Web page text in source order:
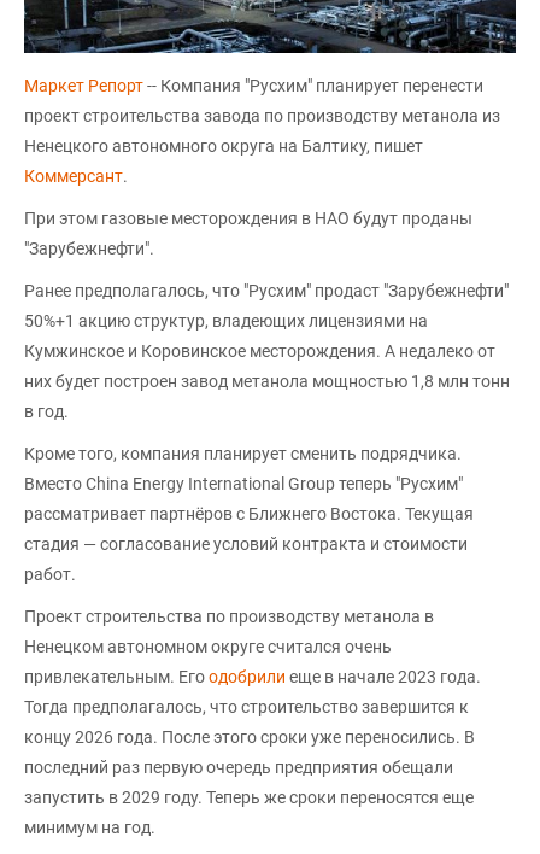
Маркет Репорт-- Компания "Русхим" планирует перенести
проект строительства завода по производству метанола из
Ненецкого автономного округа на Балтику, пишет
Коммерсант.
При этом газовые месторождения в НАО будут проданы
"Зарубежнефти".
Ранее предполагалось, что "Русхим" продаст "Зарубежнефти"
50%+1 акцию структур, владеющих лицензиями на
Кумжинское и Коровинское месторождения. А недалеко от
них будет построен завод метанола мощностью 1,8 млн тонн
в год.
Кроме того, компания планирует сменить подрядчика.
Вместо China Energy International Group теперь "Русхим"
рассматривает партнёров с Ближнего Востока. Текущая
стадия — согласование условий контракта и стоимости
работ.
Проект строительства по производству метанола в
Ненецком автономном округе считался очень
привлекательным. Егоодобрили еще в начале 2023 года.
Тогда предполагалось, что строительство завершится к
концу 2026 года. После этого сроки уже переносились. В
последний раз первую очередь предприятия обещали
запустить в 2029 году. Теперь же сроки переносятся еще
минимум на год.